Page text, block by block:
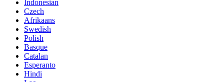
Indonesian
Czech
Afrikaans
Swedish
Polish
Basque
Catalan
Esperanto
Hindi